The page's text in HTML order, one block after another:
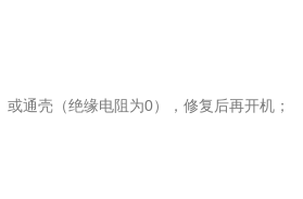
通壳（绝缘电阻为0），修复后再开机；